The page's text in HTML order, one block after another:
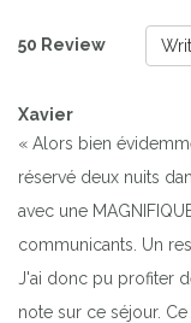
50 Review
Xavier
« Alors bien
réservé deux nuits
avec une
communicants. Un
J'ai donc pu profiter
note sur ce séjour.